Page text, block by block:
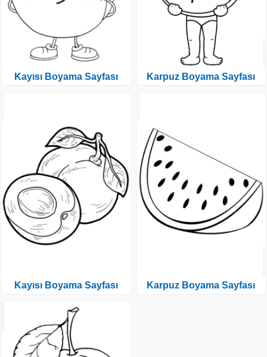
Kayısı Boyama Sayfası
Kayısı Boyama Sayfası
Karpuz Boyama Sayfası
Karpuz Boyama Sayfası